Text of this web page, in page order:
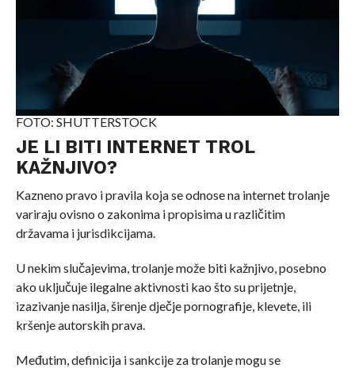
FOTO: SHUTTERSTOCK
JE LI BITI INTERNET TROL
KAŽNJIVO?
Kazneno pravo i pravila koja se odnose na internet trolanje
variraju ovisno o zakonima i propisima u različitim
državama i jurisdikcijama.
U nekim slučajevima, trolanje može biti kažnjivo, posebno
ako uključuje ilegalne aktivnosti kao što su prijetnje,
izazivanje nasilja, širenje dječje pornografije, klevete, ili
kršenje autorskih prava.
Međutim, definicija i sankcije za trolanje mogu se